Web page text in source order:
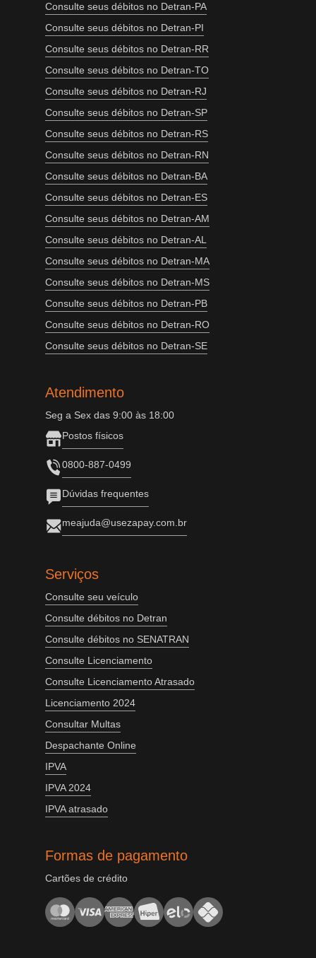
Consulte seus débitos no Detran-PA
Consulte seus débitos no Detran-PI
Consulte seus débitos no Detran-RR
Consulte seus débitos no Detran-TO
Consulte seus débitos no Detran-RJ
Consulte seus débitos no Detran-SP
Consulte seus débitos no Detran-RS
Consulte seus débitos no Detran-RN
Consulte seus débitos no Detran-BA
Consulte seus débitos no Detran-ES
Consulte seus débitos no Detran-AM
Consulte seus débitos no Detran-AL
Consulte seus débitos no Detran-MA
Consulte seus débitos no Detran-MS
Consulte seus débitos no Detran-PB
Consulte seus débitos no Detran-RO
Consulte seus débitos no Detran-SE
Atendimento
Seg a Sex das 9:00 às 18:00
Postos físicos
0800-887-0499
Dúvidas frequentes
meajuda@usezapay.com.br
Serviços
Consulte seu veículo
Consulte débitos no Detran
Consulte débitos no SENATRAN
Consulte Licenciamento
Consulte Licenciamento Atrasado
Licenciamento 2024
Consultar Multas
Despachante Online
IPVA
IPVA 2024
IPVA atrasado
Formas de pagamento
Cartões de crédito